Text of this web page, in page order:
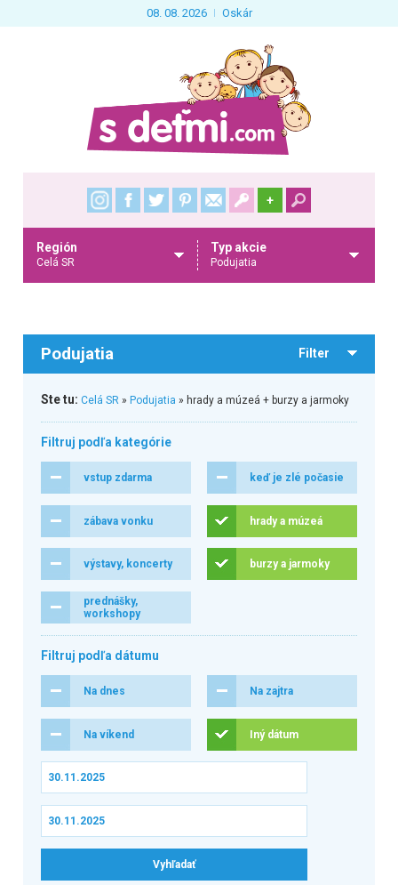
08. 08. 2026 Oskár
+
Región
Celá SR
Typ akcie
Podujatia
Podujatia Filter
Ste tu: Celá SR» Podujatia » hrady a múzeá + burzy a jarmoky
Filtruj podľa kategórie
vstup zdarma keď je zlé počasie
zábava vonku hrady a múzeá
výstavy, koncerty burzy a jarmoky
prednášky,
workshopy
Filtruj podľa dátumu
Na dnes Na zajtra
Na víkend Iný dátum